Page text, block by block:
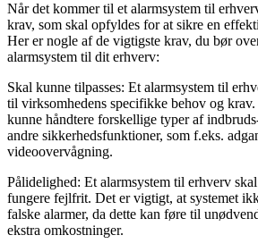
Når det kommer til et alarmsystem til
krav, som skal opfyldes for at sikre en
Her er nogle af de vigtigste krav, du bør
alarmsystem til dit erhverv:
Skal kunne tilpasses: Et alarmsystem til
til virksomhedens specifikke behov og krav.
kunne håndtere forskellige typer af
andre sikkerhedsfunktioner, som f.eks.
videoovervågning.
Pålidelighed: Et alarmsystem til erhverv
fungere fejlfrit. Det er vigtigt, at systemet
falske alarmer, da dette kan føre til
ekstra omkostninger.